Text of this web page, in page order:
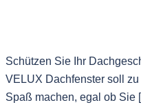
Schützen Sie Ihr
VELUX Dachfenster soll
Spaß machen, egal ob Sie